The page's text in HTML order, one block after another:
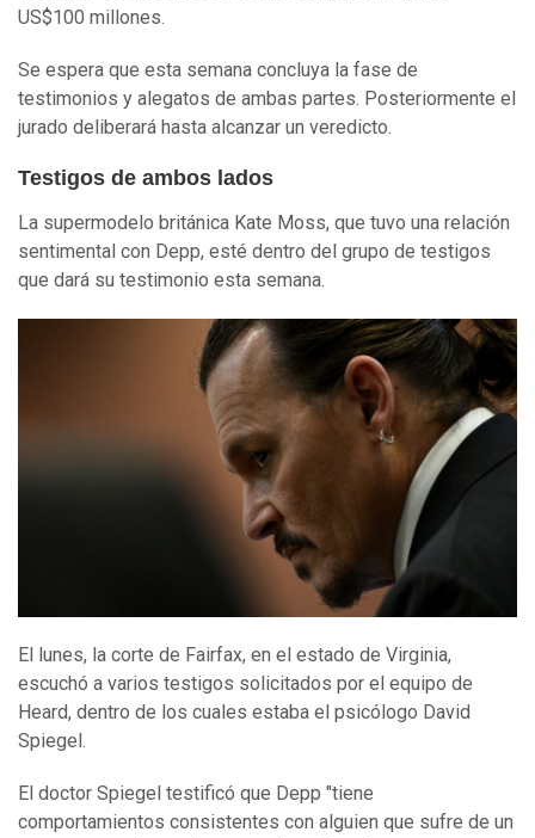
US$100 millones.
Se espera que esta semana concluya la fase de
testimonios y alegatos de ambas partes. Posteriormente el
jurado deliberará hasta alcanzar un veredicto.
Testigos de ambos lados
La supermodelo británica Kate Moss, que tuvo una relación
sentimental con Depp, esté dentro del grupo de testigos
que dará su testimonio esta semana.
El lunes, la corte de Fairfax, en el estado de Virginia,
escuchó a varios testigos solicitados por el equipo de
Heard, dentro de los cuales estaba el psicólogo David
Spiegel.
El doctor Spiegel testificó que Depp "tiene
comportamientos consistentes con alguien que sufre de un